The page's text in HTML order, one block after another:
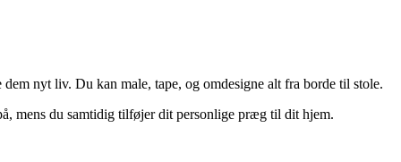
nyt liv. Du kan male, tape, og omdesigne alt fra borde til stole.
mens du samtidig tilføjer dit personlige præg til dit hjem.